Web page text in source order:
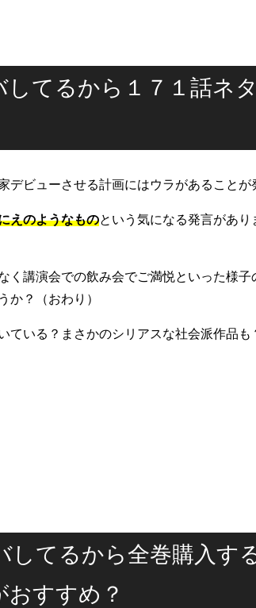
てるから１７１話ネ
デビューさせる計画にはウラがあることが
えのようなものという気になる発言があり
く講演会での飲み会でご満悦といった様子
か？（おわり）
いる？まさかのシリアスな社会派作品も
てるから全巻購入す
すすめ？